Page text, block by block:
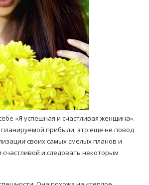
«Я успешная и счастливая женщина».
прибыли, это еще не повод
своих самых смелых планов и
и следовать некоторым
Попробуйте рецепт
легендарного супа доктора
Моро, который без...
08/Січ/2021